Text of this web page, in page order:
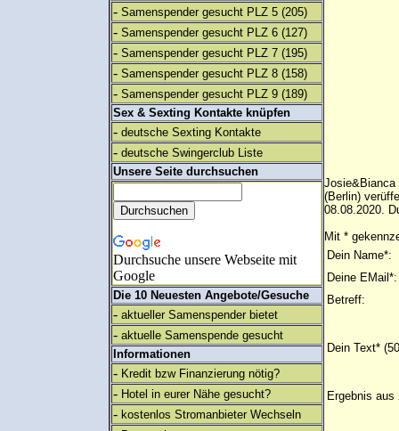
- Samenspender gesucht PLZ 5 (205)
- Samenspender gesucht PLZ 6 (127)
- Samenspender gesucht PLZ 7 (195)
- Samenspender gesucht PLZ 8 (158)
- Samenspender gesucht PLZ 9 (189)
Sex & Sexting Kontakte knüpfen
- deutsche Sexting Kontakte
- deutsche Swingerclub Liste
Unsere Seite durchsuchen
Durchsuche unsere Webseite mit
Google
Die 10 Neuesten Angebote/Gesuche
- aktueller Samenspender bietet
- aktuelle Samenspende gesucht
Informationen
- Kredit bzw Finanzierung nötig?
- Hotel in eurer Nähe gesucht?
- kostenlos Stromanbieter Wechseln
Josie&Bianca
(Berlin)
08.08.2020.
Mit *
Dein Name*:
Deine EMail*:
Betreff:
Dein Text*
Ergebnis aus